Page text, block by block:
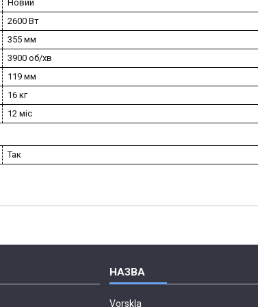
Новий
2600 Вт
355 мм
3900 об/хв
119 мм
16 кг
12 міс
Так
Vorskla